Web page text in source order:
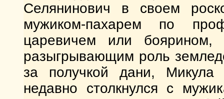
Селянинович в своем
мужиком-пахарем по
царевичем или
разыгрывающим роль
за получкой дани,
недавно столкнулся с